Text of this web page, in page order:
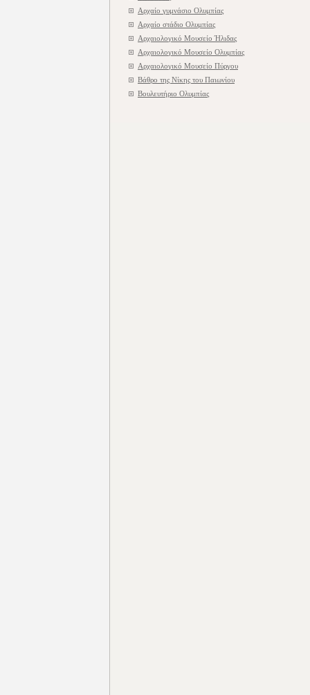
Αρχαίο γυμνάσιο Ολυμπίας
Αρχαίο στάδιο Ολυμπίας
Αρχαιολογικό Μουσείο Ήλιδας
Αρχαιολογικό Μουσείο Ολυμπίας
Αρχαιολογικό Μουσείο Πύργου
Βάθρο της Νίκης του Παιωνίου
Βουλευτήριο Ολυμπίας